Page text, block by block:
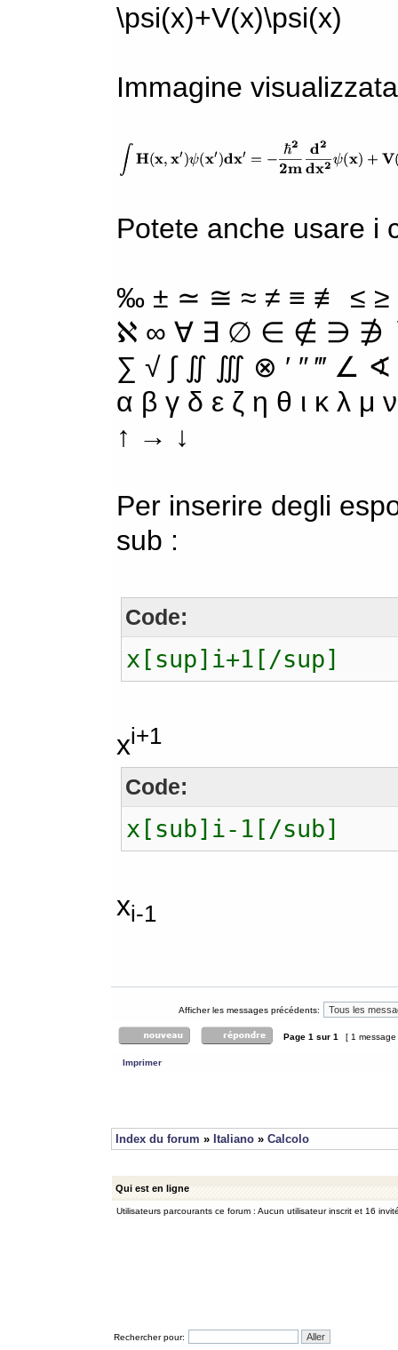
\psi(x)+V(x)\psi(x)
Immagine
Potete anche usare i
‰ ± ≃ ≅ ≈ ≠ ≡ ≢ ≤
ℵ ∞ ∀ ∃ ∅ ∈ ∉ ∋ ∌
∑ √ ∫ ∬ ∭ ⊗ ′ ″ ‴ ∠
α β γ δ ε ζ η θ ι κ λ
↑ → ↓
Per inserire degli
sub :
Code:
x[sup]i+1[/sup]
xi+1
Code:
x[sub]i-1[/sub]
xi-1
Afficher les messages précédents:
Page 1 sur 1 [ 1
Imprimer
Index du forum » Italiano » Calcolo
Qui est en ligne
Utilisateurs parcourants ce forum : Aucun utilisateur inscrit et 16
Rechercher pour: